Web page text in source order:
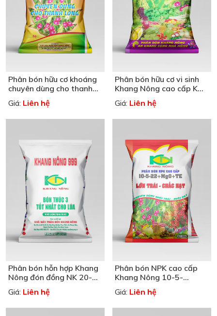
Phân bón hữu cơ khoáng
chuyên dùng cho thanh
Giá: Liên hệ
Phân bón hữu cơ vi sinh
Khang Nông cao cấp KN
Giá: Liên hệ
Phân bón hỗn hợp Khang
Nông đón đồng NK 20-20
Giá: Liên hệ
Phân bón NPK cao cấp
Khang Nông 10-5-
22+MgO+TE
Giá: Liên hệ